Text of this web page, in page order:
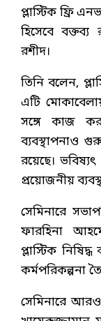
প্লাস্টিক ফ্রি
হিসেবে
রশীদ।
তিনি বলেন,
এটি
সঙ্গে কাজ
ব্যবস্থাপনাও
রয়েছে।
প্রয়োজনীয়
সেমিনারে
ফারহিনা
প্লাস্টিক
কর্মপরিকল্পনা
সেমিনারে আরও